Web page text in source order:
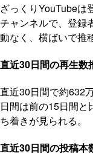
ざっくりYouTubeは
チャンネルで、登録
動なく、横ばいで推
直近30日間の再生数
直近30日間で約632
日間は前の15日間
ち着きが見られる。
直近30日間の投稿本